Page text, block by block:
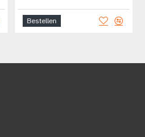
Bestellen